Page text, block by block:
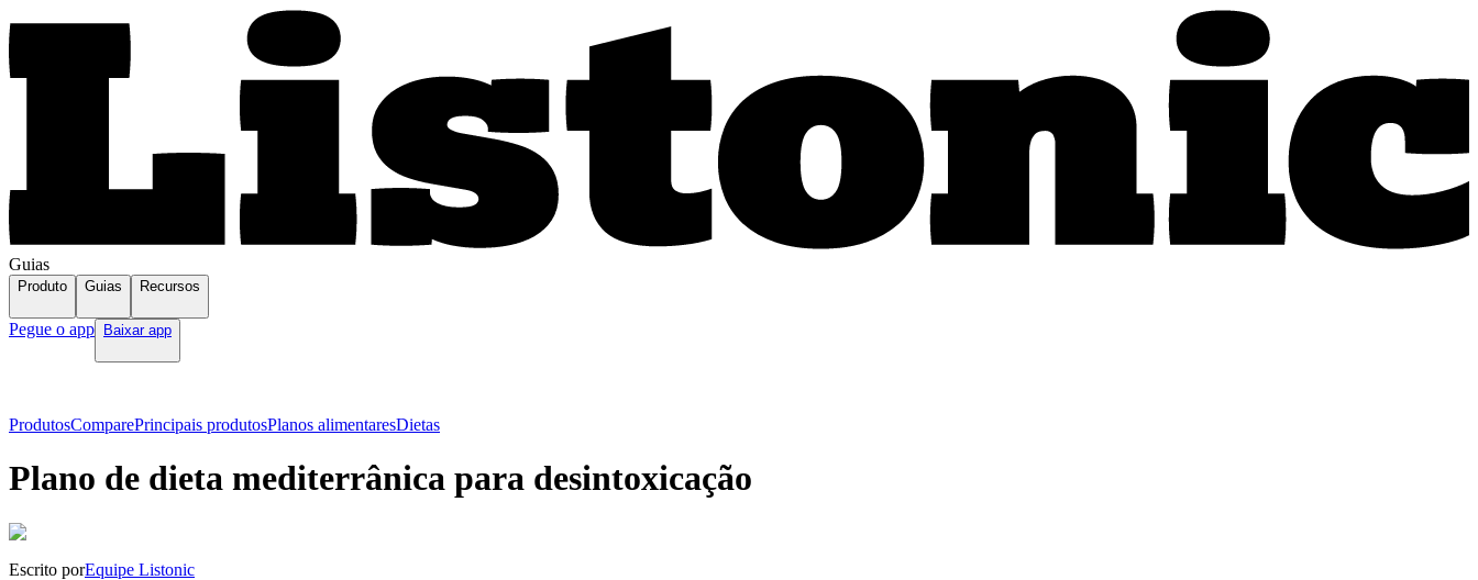
Guias
Produto Guias Recursos
Pegue o app Baixar app
ProdutosComparePrincipais produtosPlanos alimentaresDietas
Plano de dieta mediterrânica para desintoxicação
Escrito porEquipe Listonic